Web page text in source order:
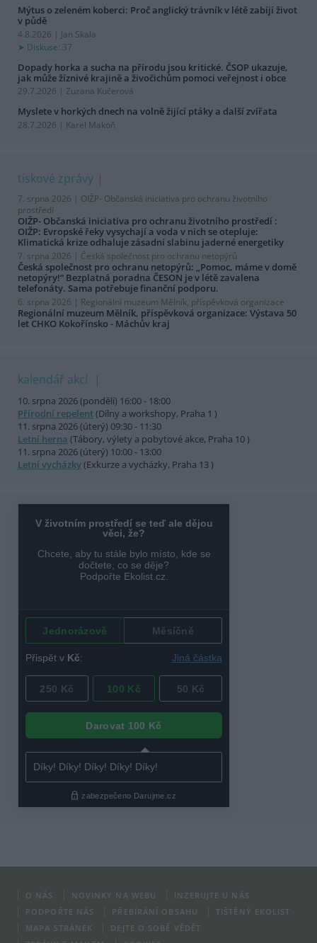
Mýtus o zeleném koberci: Proč anglický trávník v létě zabíjí život
v půdě
4.8.2026 | Jan Skala
Diskuse: 37
Dopady horka a sucha na přírodu jsou kritické. ČSOP ukazuje,
jak může žíznivé krajině a živočichům pomoci veřejnost i obce
29.7.2026 | Zuzana Kučerová
Myslete v horkých dnech na volně žijící ptáky a další zvířata
28.7.2026 | Karel Makoň
tiskové zprávy
7. srpna 2026 | OIŽP- Občanská iniciativa pro ochranu životního
prostředí
OIŽP- Občanská iniciativa pro ochranu životního prostředí :
OIŽP: Evropské řeky vysychají a voda v nich se otepluje:
Klimatická krize odhaluje zásadní slabinu jaderné energetiky
7. srpna 2026 | Česká společnost pro ochranu netopýrů
Česká společnost pro ochranu netopýrů: „Pomoc, máme v domě
netopýry!“ Bezplatná poradna ČESON je v létě zavalena
telefonáty. Sama potřebuje finanční podporu.
6. srpna 2026 | Regionální muzeum Mělník, příspěvková organizace
Regionální muzeum Mělník, příspěvková organizace: Výstava 50
let CHKO Kokořínsko - Máchův kraj
kalendář akcí
10. srpna 2026 (pondělí) 16:00 - 18:00
Přírodní repelent(Dílny a workshopy, Praha 1 )
11. srpna 2026 (úterý) 09:30 - 11:30
Letní herna (Tábory, výlety a pobytové akce, Praha 10 )
11. srpna 2026 (úterý) 10:00 - 13:00
Letní vycházky(Exkurze a vycházky, Praha 13 )
O NÁS NOVINKY NA WEBU
INZERUJTE U NÁS
PODPOŘTE NÁS
PŘEBÍRÁNÍ OBSAHU
TIŠTĚNÝ EKOLIST
MAPA STRÁNEK
DEJTE O SOBĚ VĚDĚT